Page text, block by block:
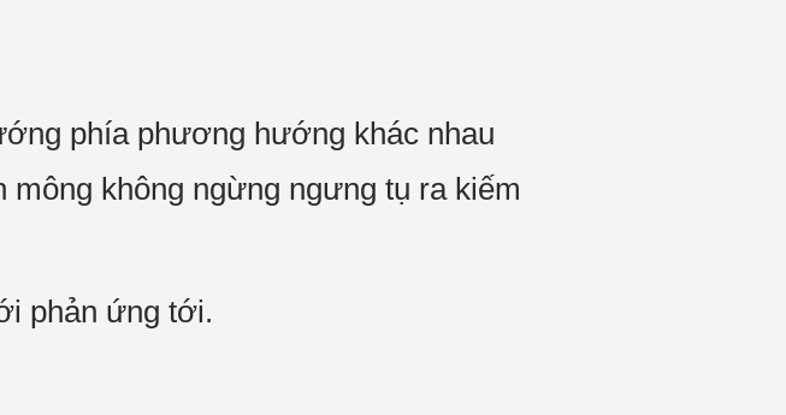
phía phương hướng khác nhau
không ngừng ngưng tụ ra kiếm
phản ứng tới.